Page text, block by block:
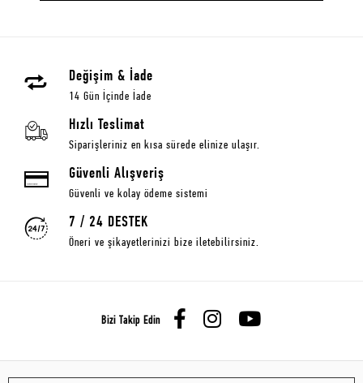
Değişim & İade
14 Gün İçinde İade
Hızlı Teslimat
Siparişleriniz en kısa sürede elinize ulaşır.
Güvenli Alışveriş
Güvenli ve kolay ödeme sistemi
7 / 24 DESTEK
Öneri ve şikayetlerinizi bize iletebilirsiniz.
Bizi Takip Edin